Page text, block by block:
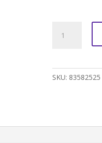
cm
SKU: 83582525